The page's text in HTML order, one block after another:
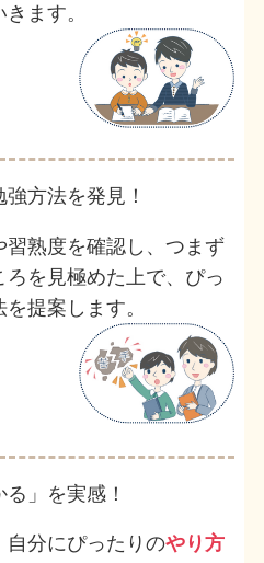
ます。
方法を発見！
習熟度を確認し、つまず
ろを見極めた上で、ぴっ
提案します。
」を実感！
自分にぴったりのやり方